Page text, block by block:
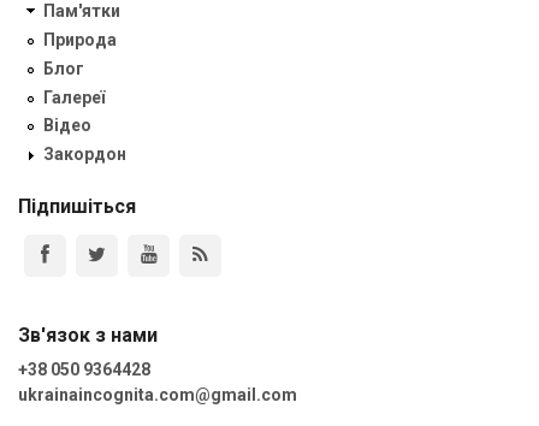
Пам'ятки
Природа
Блог
Галереї
Відео
Закордон
Підпишіться
Зв'язок з нами
+38 050 9364428
ukrainaincognita.com@gmail.com